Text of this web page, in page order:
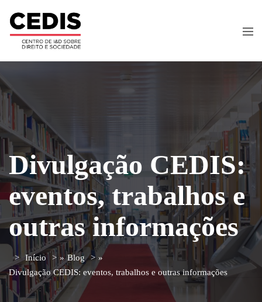
Divulgação CEDIS:
eventos, trabalhos e
outras informações
Início » Blog
»
Divulgação CEDIS: eventos, trabalhos e outras informações